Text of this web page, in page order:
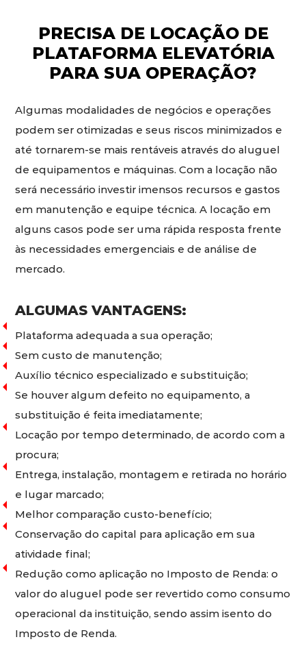
PRECISA DE LOCAÇÃO DE
PLATAFORMA ELEVATÓRIA
PARA SUA OPERAÇÃO?
Algumas modalidades de negócios e operações
podem ser otimizadas e seus riscos minimizados e
até tornarem-se mais rentáveis através do aluguel
de equipamentos e máquinas. Com a locação não
será necessário investir imensos recursos e gastos
em manutenção e equipe técnica. A locação em
alguns casos pode ser uma rápida resposta frente
às necessidades emergenciais e de análise de
mercado.
ALGUMAS VANTAGENS:
Plataforma adequada a sua operação;
Sem custo de manutenção;
Auxílio técnico especializado e substituição;
Se houver algum defeito no equipamento, a
substituição é feita imediatamente;
Locação por tempo determinado, de acordo com a
procura;
Entrega, instalação, montagem e retirada no horário
e lugar marcado;
Melhor comparação custo-benefício;
Conservação do capital para aplicação em sua
atividade final;
Redução como aplicação no Imposto de Renda: o
valor do aluguel pode ser revertido como consumo
operacional da instituição, sendo assim isento do
Imposto de Renda.